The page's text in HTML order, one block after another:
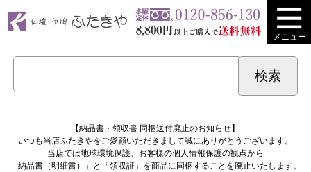
メニュー
【納品書・領収書 同梱送付廃止のお知らせ】
いつも当店ふたきやをご愛顧いただきまして誠にありがとうございます。
当店では地球環境保護、お客様の個人情報保護の観点から
「納品書（明細書）」と「領収証」を商品に同梱することを廃止いたします。